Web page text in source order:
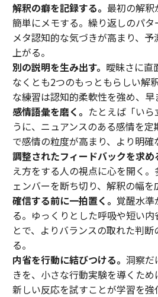
解釈の癖を記録する。 最初の解釈
簡単にメモする。繰り返しのパ
メタ認知的な気づきが高まり、
上がる。
別の説明を生み出す。 曖昧さに直
なくとも2つのもっともらしい解
な練習は認知的柔軟性を強め、早
感情語彙を磨く。 たとえば「い
うに、ニュアンスのある感情を
で感情の粒度が高まり、より明確
調整されたフィードバックを求め
え方をする人の視点に心を開く
ェンバーを断ち切り、解釈の幅を
確信する前に一拍置く。 覚醒水準
る。ゆっくりとした呼吸や短い
とで、よりバランスの取れた判
る。
内省を行動に結びつける。 洞察だ
きを、小さな行動実験を導くた
新しい反応を試すことが学習を強